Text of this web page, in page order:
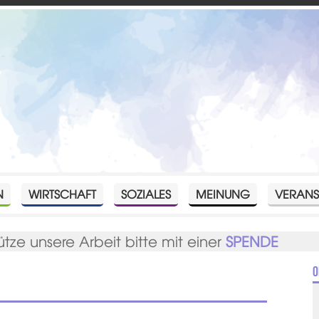
WIRTSCHAFT SOZIALES MEINUNG
unsere Arbeit bitte mit einerSPENDE